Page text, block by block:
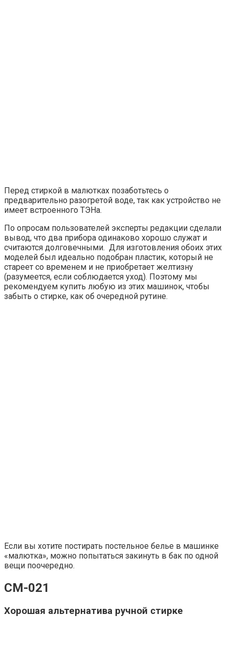
Перед стиркой в малютках позаботьтесь о
предварительно разогретой воде, так как устройство не
имеет встроенного ТЭНа.
По опросам пользователей эксперты редакции сделали
вывод, что два прибора одинаково хорошо служат и
считаются долговечными. Для изготовления обоих этих
моделей был идеально подобран пластик, который не
стареет со временем и не приобретает желтизну
(разумеется, если соблюдается уход). Поэтому мы
рекомендуем купить любую из этих машинок, чтобы
забыть о стирке, как об очередной рутине.
Если вы хотите постирать постельное белье в машинке
«малютка», можно попытаться закинуть в бак по одной
вещи поочередно.
СМ-021
Хорошая альтернатива ручной стирке